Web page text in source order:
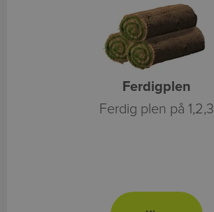
Ferdigplen
Ferdig plen på 1,2,3